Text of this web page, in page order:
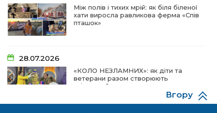
Між полів і тихих мрій: як біля біленої
хати виросла равликова ферма «Спів
пташок»
28.07.2026
«КОЛО НЕЗЛАМНИХ»: як діти та
ветерани разом створюють
унікальний телепроєкт
Вгору